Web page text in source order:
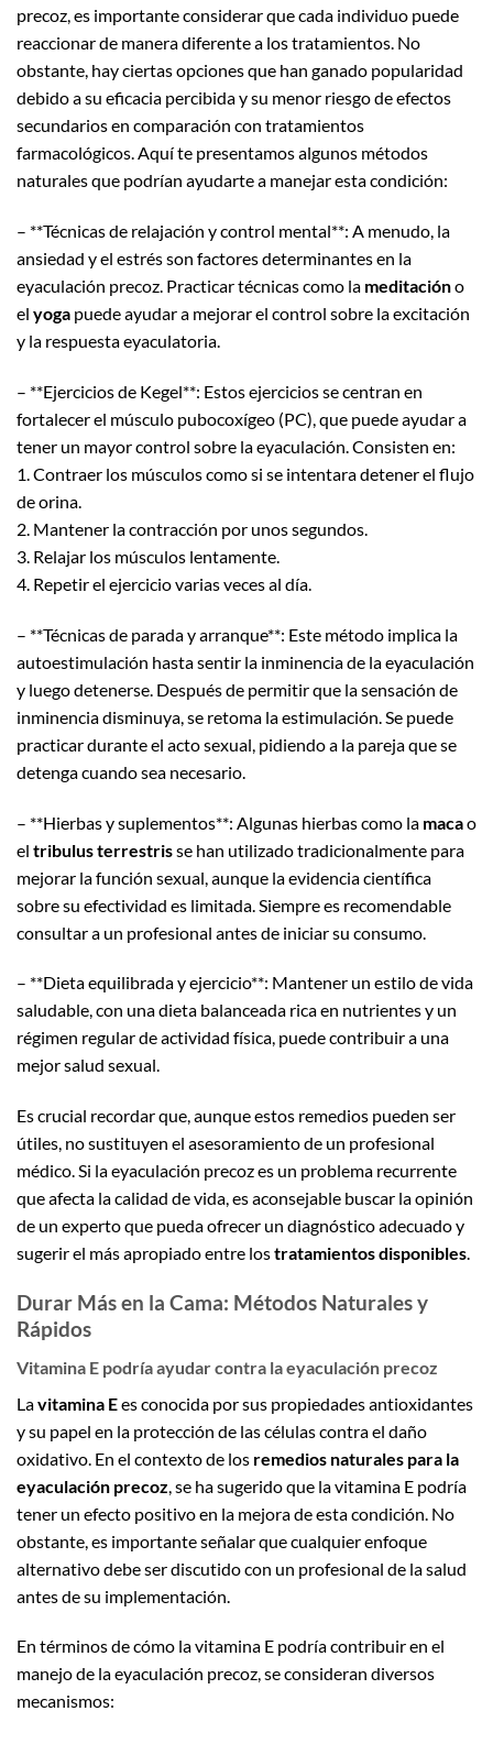
precoz, es importante considerar que cada individuo puede
reaccionar de manera diferente a los tratamientos. No
obstante, hay ciertas opciones que han ganado popularidad
debido a su eficacia percibida y su menor riesgo de efectos
secundarios en comparación con tratamientos
farmacológicos. Aquí te presentamos algunos métodos
naturales que podrían ayudarte a manejar esta condición:
– **Técnicas de relajación y control mental**: A menudo, la
ansiedad y el estrés son factores determinantes en la
eyaculación precoz. Practicar técnicas como la meditacióno
el yoga puede ayudar a mejorar el control sobre la excitación
y la respuesta eyaculatoria.
– **Ejercicios de Kegel**: Estos ejercicios se centran en
fortalecer el músculo pubocoxígeo (PC), que puede ayudar a
tener un mayor control sobre la eyaculación. Consisten en:
1. Contraer los músculos como si se intentara detener el flujo
de orina.
2. Mantener la contracción por unos segundos.
3. Relajar los músculos lentamente.
4. Repetir el ejercicio varias veces al día.
– **Técnicas de parada y arranque**: Este método implica la
autoestimulación hasta sentir la inminencia de la eyaculación
y luego detenerse. Después de permitir que la sensación de
inminencia disminuya, se retoma la estimulación. Se puede
practicar durante el acto sexual, pidiendo a la pareja que se
detenga cuando sea necesario.
– **Hierbas y suplementos**: Algunas hierbas como la macao
el tribulus terrestrisse han utilizado tradicionalmente para
mejorar la función sexual, aunque la evidencia científica
sobre su efectividad es limitada. Siempre es recomendable
consultar a un profesional antes de iniciar su consumo.
– **Dieta equilibrada y ejercicio**: Mantener un estilo de vida
saludable, con una dieta balanceada rica en nutrientes y un
régimen regular de actividad física, puede contribuir a una
mejor salud sexual.
Es crucial recordar que, aunque estos remedios pueden ser
útiles, no sustituyen el asesoramiento de un profesional
médico. Si la eyaculación precoz es un problema recurrente
que afecta la calidad de vida, es aconsejable buscar la opinión
de un experto que pueda ofrecer un diagnóstico adecuado y
sugerir el más apropiado entre lostratamientos disponibles.
Durar Más en la Cama: Métodos Naturales y
Rápidos
Vitamina E podría ayudar contra la eyaculación precoz
Lavitamina Ees conocida por sus propiedades antioxidantes
y su papel en la protección de las células contra el daño
oxidativo. En el contexto de los remedios naturales para la
eyaculación precoz , se ha sugerido que la vitamina E podría
tener un efecto positivo en la mejora de esta condición. No
obstante, es importante señalar que cualquier enfoque
alternativo debe ser discutido con un profesional de la salud
antes de su implementación.
En términos de cómo la vitamina E podría contribuir en el
manejo de la eyaculación precoz, se consideran diversos
mecanismos: